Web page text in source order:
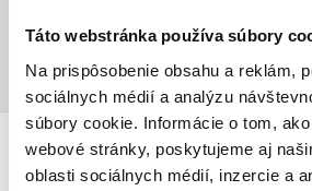
Táto webstránka používa súbory
Na prispôsobenie obsahu a reklám,
sociálnych médií a analýzu
súbory cookie. Informácie o tom,
webové stránky, poskytujeme aj
oblasti sociálnych médií, inzercie a
PDF Obsah.pdf PDF Ukážka.pdf
UŽIVATEĽSKÁ RECENZIA